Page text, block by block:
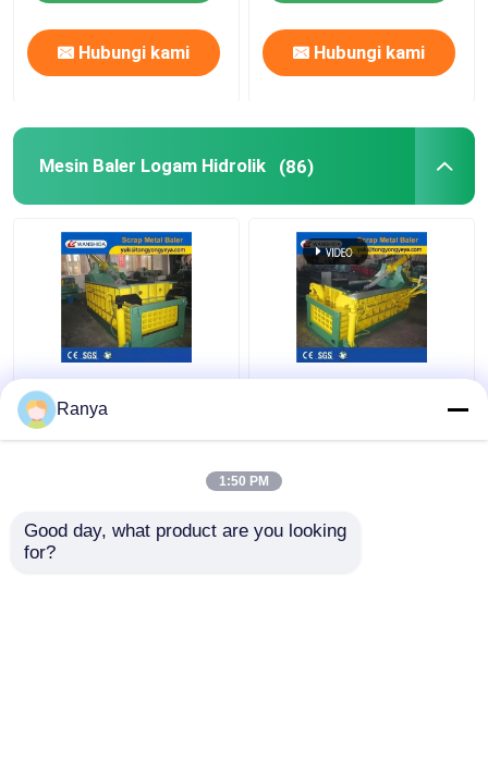
Hubungi kami Hubungi kami
Mesin Baler Logam Hidrolik (86)
Meneruskan Mesin
Baler Logam Hidraulik
1350kN Aluminium
Mesin Baler Metal
Hidrolik 25MPa Tinggi
Ranya
1:50 PM
Good day, what product are you looking
for?